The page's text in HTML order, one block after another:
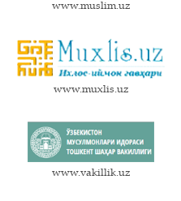
www.muslim.uz
www.muxlis.uz
www.vakillik.uz